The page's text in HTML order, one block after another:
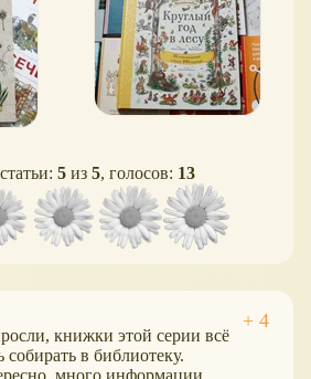
5 из 5, голосов: 13
книжки этой серии всё
в библиотеку.
много информации.